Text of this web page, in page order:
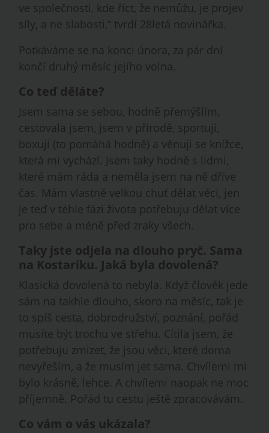
ve společnosti, kde říct, že nemůžu, je projev
síly, a ne slabosti,“ tvrdí 28letá novinářka.
Potkáváme se na konci února, za pár dní
končí druhý měsíc jejího volna.
Co teď děláte?
Jsem sama se sebou, hodně přemýšlím,
cestovala jsem, jsem v přírodě, sportuji,
boxuji (to pomáhá hodně) a věnuji se knížce,
která mi vychází. Jsem taky hodně s lidmi,
které mám ráda a neměla jsem na ně dříve
čas. Mám vlastně velkou chuť dělat věci, jen
je teď v téhle fázi života potřebuju dělat více
pro sebe a méně před zraky všech.
Taky jste odjela na dlouho pryč. Sama
na Kostariku. Jaká byla dovolená?
Klasická dovolená to nebyla. Když člověk jede
sám na takhle dlouho, skoro na měsíc, tak je
to spíš cesta, dobrodružství, poznání, pořád
musíte být trochu ve střehu. Cítila jsem, že
potřebuju zmizet, že jsou věci, které doma
nevyřeším, a že musím jet sama. Chvílemi mi
bylo krásně, lehce. A chvílemi naopak ne moc
příjemně. Pořád tu cestu ještě zpracovávám.
Co vám o vás ukázala?